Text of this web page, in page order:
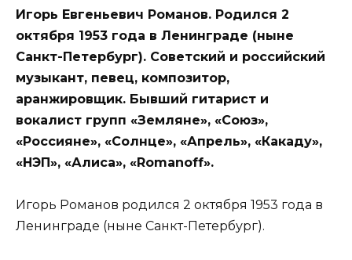
Игорь Евгеньевич Романов. Родился 2
октября 1953 года в Ленинграде (ныне
Санкт-Петербург). Советский и российский
музыкант, певец, композитор,
аранжировщик. Бывший гитарист и
вокалист групп «Земляне», «Союз»,
«Россияне», «Солнце», «Апрель», «Какаду»,
«НЭП», «Алиса», «Romanoff».
Игорь Романов родился 2 октября 1953 года в
Ленинграде (ныне Санкт-Петербург).